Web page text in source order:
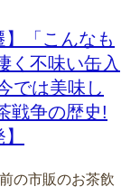
】「こんなも
く不味い缶入
では美味し
戦争の歴史!
の市販のお茶飲